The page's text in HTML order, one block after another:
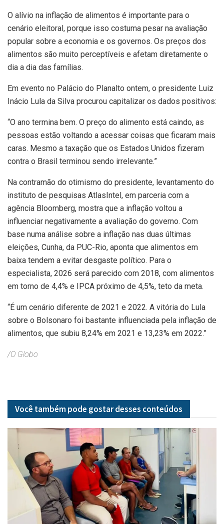
O alívio na inflação de alimentos é importante para o
cenário eleitoral, porque isso costuma pesar na avaliação
popular sobre a economia e os governos. Os preços dos
alimentos são muito perceptíveis e afetam diretamente o
dia a dia das famílias.
Em evento no Palácio do Planalto ontem, o presidente Luiz
Inácio Lula da Silva procurou capitalizar os dados positivos:
“O ano termina bem. O preço do alimento está caindo, as
pessoas estão voltando a acessar coisas que ficaram mais
caras. Mesmo a taxação que os Estados Unidos fizeram
contra o Brasil terminou sendo irrelevante.”
Na contramão do otimismo do presidente, levantamento do
instituto de pesquisas AtlasIntel, em parceria com a
agência Bloomberg, mostra que a inflação voltou a
influenciar negativamente a avaliação do governo. Com
base numa análise sobre a inflação nas duas últimas
eleições, Cunha, da PUC-Rio, aponta que alimentos em
baixa tendem a evitar desgaste político. Para o
especialista, 2026 será parecido com 2018, com alimentos
em torno de 4,4% e IPCA próximo de 4,5%, teto da meta.
“É um cenário diferente de 2021 e 2022. A vitória do Lula
sobre o Bolsonaro foi bastante influenciada pela inflação de
alimentos, que subiu 8,24% em 2021 e 13,23% em 2022.”
/O Globo
Você também pode gostar desses conteúdos